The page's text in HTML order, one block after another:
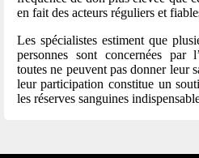
en fait des acteurs réguliers et
Les spécialistes estiment que
personnes sont concernées par
toutes ne peuvent pas donner leur
leur participation constitue un
les réserves sanguines